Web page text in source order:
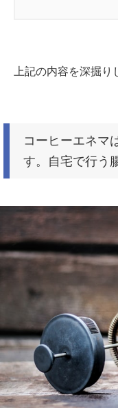
上記の内容を深掘り
コーヒーエネマ
す。自宅で行う